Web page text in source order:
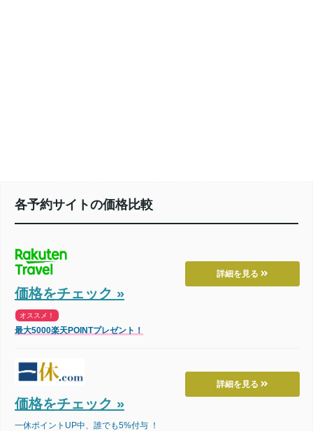
各予約サイトの価格比較
詳細を見る
価格をチェック »
オススメ！
最大5000楽天POINTプレゼント！
詳細を見る
価格をチェック »
一休ポイントUP中、誰でも5%付与 ！